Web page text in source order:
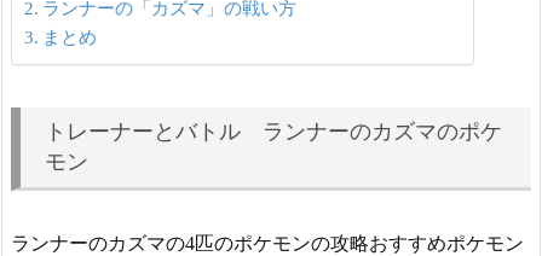
ランナーの「カズマ」の戦い方
まとめ
トレーナーとバトル ランナーのカズマのポケ
モン
ランナーのカズマの4匹のポケモンの攻略おすすめポケモン